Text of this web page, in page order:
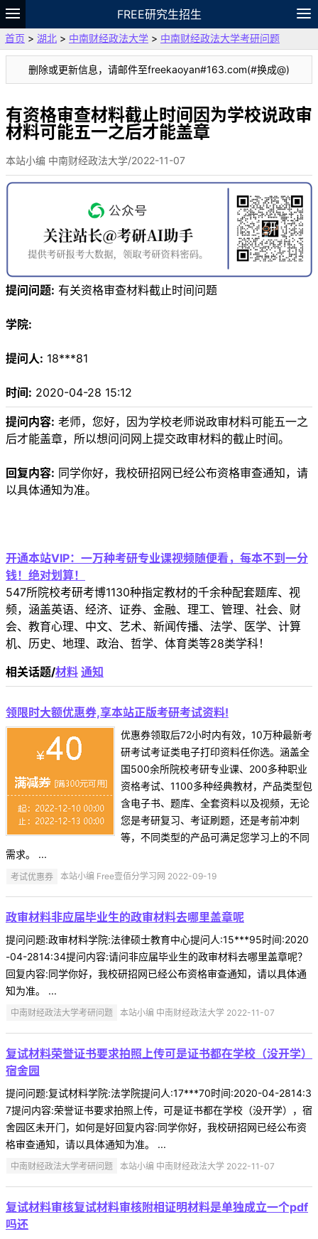
FREE研究生招生
题库
故事 专题 APP 笔记
论坛
VIP
资料
首页 > 湖北 > 中南财经政法大学 > 中南财经政法大学考研问题
删除或更新信息，请邮件至freekaoyan#163.com(#换成@)
有资格审查材料截止时间因为学校说政审
材料可能五一之后才能盖章
本站小编 中南财经政法大学/2022-11-07
提问问题: 有关资格审查材料截止时间问题
学院:
提问人: 18***81
时间: 2020-04-28 15:12
提问内容: 老师，您好，因为学校老师说政审材料可能五一之
后才能盖章，所以想问问网上提交政审材料的截止时间。
回复内容: 同学你好，我校研招网已经公布资格审查通知，请
以具体通知为准。
开通本站VIP：一万种考研专业课视频随便看，每本不到一分
钱！绝对划算！
547所院校考研考博1130种指定教材的千余种配套题库、视
频，涵盖英语、经济、证券、金融、理工、管理、社会、财
会、教育心理、中文、艺术、新闻传播、法学、医学、计算
机、历史、地理、政治、哲学、体育类等28类学科！
相关话题/材料 通知
领限时大额优惠券,享本站正版考研考试资料!
优惠券领取后72小时内有效，10万种最新考
研考试考证类电子打印资料任你选。涵盖全
国500余所院校考研专业课、200多种职业
资格考试、1100多种经典教材，产品类型包
含电子书、题库、全套资料以及视频，无论
您是考研复习、考证刷题，还是考前冲刺
等，不同类型的产品可满足您学习上的不同
需求。 ...
考试优惠券 本站小编 Free壹佰分学习网 2022-09-19
政审材料非应届毕业生的政审材料去哪里盖章呢
提问问题:政审材料学院:法律硕士教育中心提问人:15***95时间:2020
-04-2814:34提问内容:请问非应届毕业生的政审材料去哪里盖章呢？
回复内容:同学你好，我校研招网已经公布资格审查通知，请以具体通
知为准。 ...
中南财经政法大学考研问题 本站小编 中南财经政法大学 2022-11-07
复试材料荣誉证书要求拍照上传可是证书都在学校（没开学）
宿舍园
提问问题:复试材料学院:法学院提问人:17***70时间:2020-04-2814:3
7提问内容:荣誉证书要求拍照上传，可是证书都在学校（没开学），宿
舍园区未开门，如何是好回复内容:同学你好，我校研招网已经公布资
格审查通知，请以具体通知为准。 ...
中南财经政法大学考研问题 本站小编 中南财经政法大学 2022-11-07
复试材料审核复试材料审核附相证明材料是单独成立一个pdf
吗还